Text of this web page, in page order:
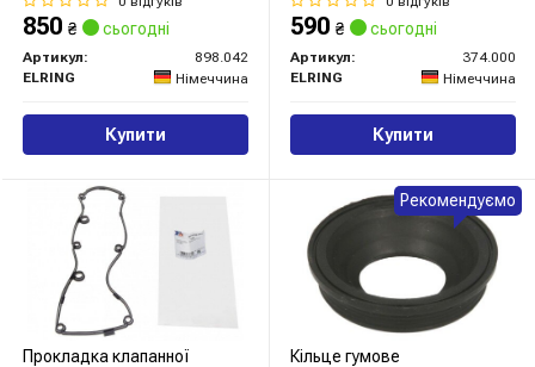
850 ₴ сьогодні
Артикул:
898.042
ELRING
Німеччина
Купити
590 ₴ сьогодні
Артикул:
374.000
ELRING
Німеччина
Купити
Прокладка клапанної
Кільце гумове
Рекомендуємо